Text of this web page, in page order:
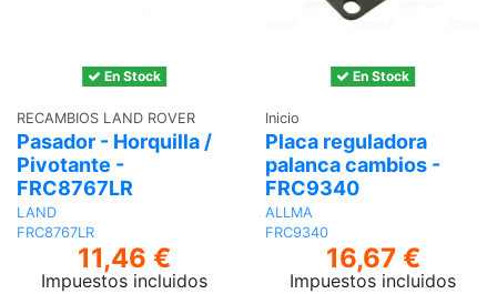
En Stock
RECAMBIOS LAND ROVER
Pasador - Horquilla /
Pivotante -
FRC8767LR
LAND
FRC8767LR
11,46 €
Impuestos incluidos
En Stock
Inicio
Placa reguladora
palanca cambios -
FRC9340
ALLMA
FRC9340
16,67 €
Impuestos incluidos